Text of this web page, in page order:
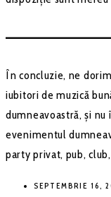
În concluzie, ne
iubitori de muzică
dumneavoastră, și
evenimentul
party privat, pub,
SEPTEMBRIE 16,